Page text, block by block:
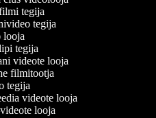
tegija
tegija
looja
tegija
videote looja
filmitootja
tegija
videote looja
looja